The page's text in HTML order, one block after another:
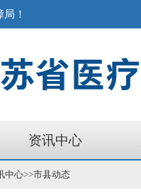
！
资讯中心
中心>>市县动态